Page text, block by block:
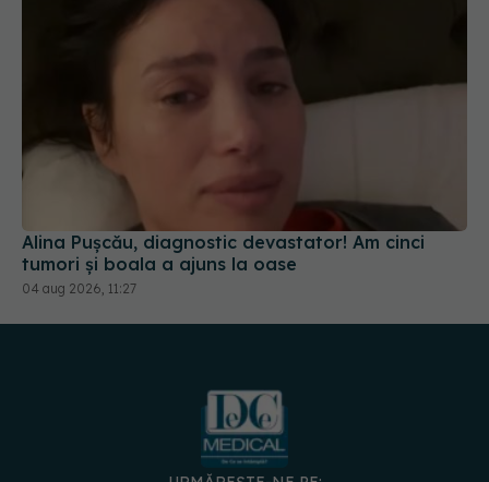
Alina Pușcău, diagnostic devastator! Am cinci
tumori și boala a ajuns la oase
04 aug 2026, 11:27